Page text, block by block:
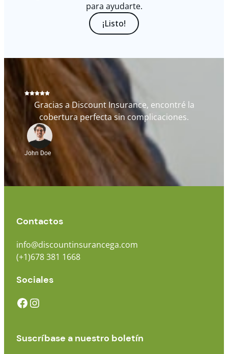
para ayudarte.
¡Listo!
Gracias a Discount Insurance, encontré la
cobertura perfecta sin complicaciones.
John Doe
Contactos
info@discountinsurancega.com
(+1)678 381 1668
Sociales
Suscríbase a nuestro boletín